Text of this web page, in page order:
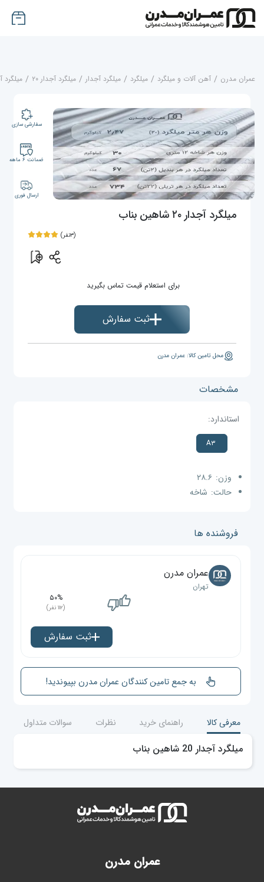
عمران مدرن / آهن آلات و میلگرد / میلگرد / میلگرد آجدار / میلگرد آجدار ۲۰ / میلگرد آجدار
سفارشی سازی
ضمانت ۶ ماهه
ارسال فوری
میلگرد آجدار ۲۰ شاهین بناب
(۳نفر)
برای استعلام قیمت تماس بگیرید
ثبت سفارش
محل تامین کالا: عمران مدرن
مشخصات
استاندارد:
A۳
وزن: ۲۸.۶
حالت: شاخه
فروشنده ها
عمران مدرن
تهران
۵۰%
(۱۱۲ نفر)
ثبت سفارش
به جمع تامین کنندگان عمران مدرن بپیوندید!
معرفی کالا راهنمای خرید نظرات سوالات متداول
میلگرد آجدار 20 شاهین بناب
عمران مدرن